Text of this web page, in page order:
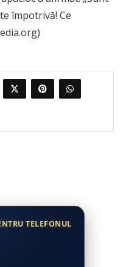
împotrivă! Ce
TELEFONUL